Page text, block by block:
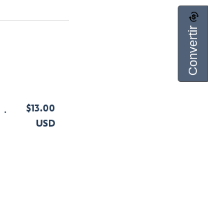
$13.00
USD
Convertir